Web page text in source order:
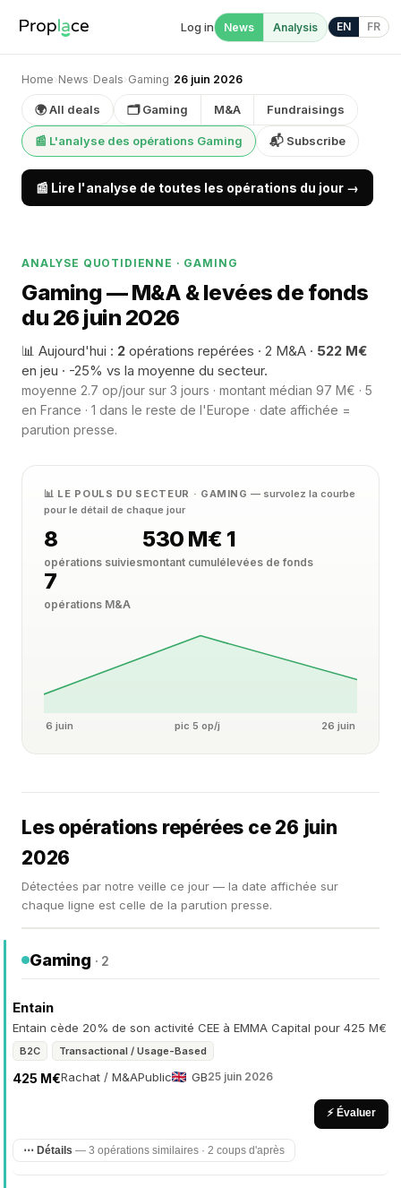
Log in News Analysis EN FR
Home› News› Deals› Gaming› 26 juin 2026
🌍 All deals 🗂 Gaming M&A Fundraisings
📰 L'analyse des opérations Gaming 📬 Subscribe
📰 Lire l'analyse de toutes les opérations du jour →
ANALYSE QUOTIDIENNE · GAMING
Gaming — M&A & levées de fonds
du 26 juin 2026
📊 Aujourd'hui : 2 opérations repérées · 2 M&A · 522 M€
en jeu · -25% vs la moyenne du secteur.
moyenne 2.7 op/jour sur 3 jours · montant médian 97 M€ · 5
en France · 1 dans le reste de l'Europe · date affichée =
parution presse.
📊 LE POULS DU SECTEUR · GAMING— survolez la courbe
pour le détail de chaque jour
8
opérations suivies
530 M€
montant cumulé
1
levées de fonds
7
opérations M&A
6 juin pic 5 op/j 26 juin
Les opérations repérées ce 26 juin
2026
Détectées par notre veille ce jour — la date affichée sur
chaque ligne est celle de la parution presse.
Gaming · 2
Entain
Entain cède 20% de son activité CEE à EMMA Capital pour 425 M€
B2C Transactional / Usage-Based
Rachat / M&A
425 M€ Public GB25 juin 2026
⚡ Évaluer
⋯ Détails — 3 opérations similaires · 2 coups d'après